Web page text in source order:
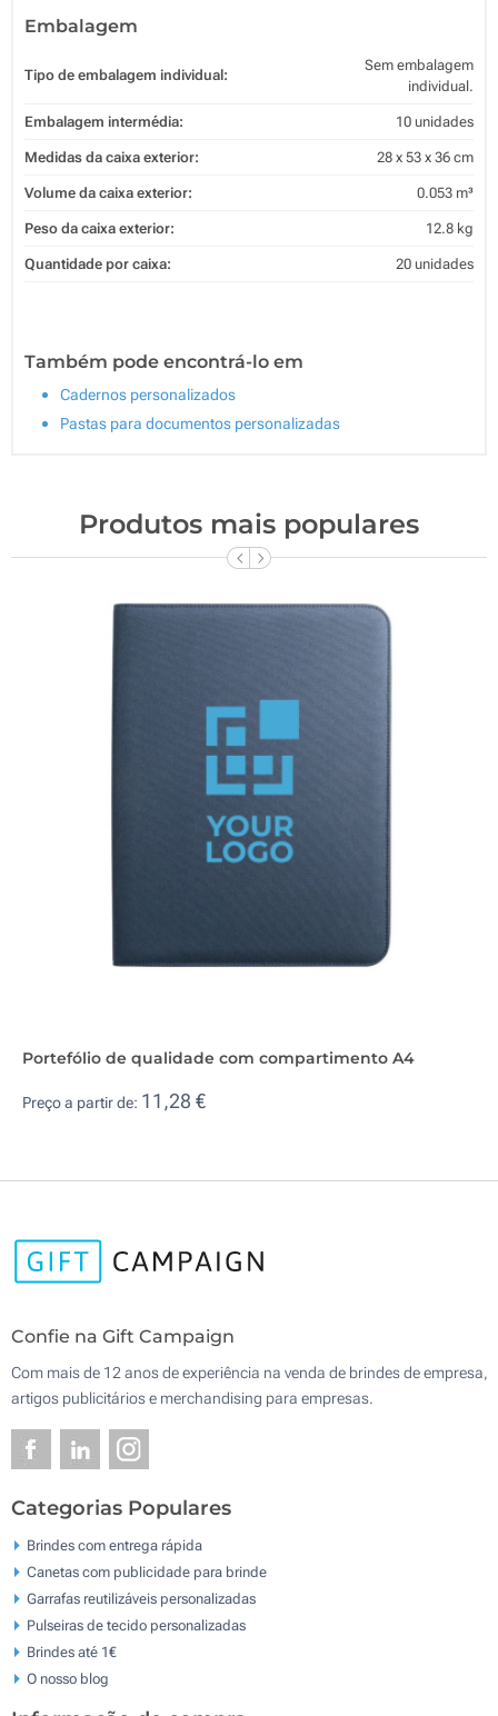
Embalagem
Tipo de embalagem individual:
Sem embalagem
individual.
Embalagem intermédia: 10 unidades
Medidas da caixa exterior: 28 x 53 x 36 cm
Volume da caixa exterior: 0.053 m³
Peso da caixa exterior: 12.8 kg
Quantidade por caixa: 20 unidades
Também pode encontrá-lo em
Cadernos personalizados
Pastas para documentos personalizadas
Produtos mais populares
Portefólio de qualidade com compartimento A4
Preço a partir de: 11,28 €
Confie na Gift Campaign
Com mais de 12 anos de experiência na venda de brindes de empresa,
artigos publicitários e merchandising para empresas.
Categorias Populares
Brindes com entrega rápida
Canetas com publicidade para brinde
Garrafas reutilizáveis personalizadas
Pulseiras de tecido personalizadas
Brindes até 1€
O nosso blog